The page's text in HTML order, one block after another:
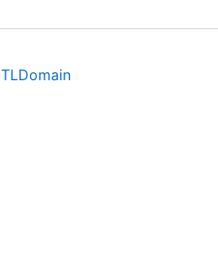
TLDomain